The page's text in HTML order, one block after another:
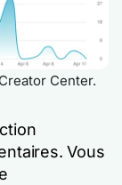
Center.
Vous